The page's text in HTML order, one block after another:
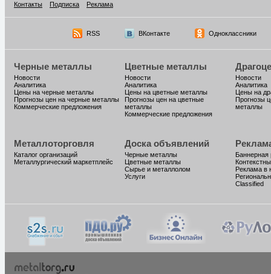
Контакты
Подписка Реклама
RSS ВКонтакте Одноклассники
Черные металлы
Новости
Аналитика
Цены на черные металлы
Прогнозы цен на черные металлы
Коммерческие предложения
Цветные металлы
Новости
Аналитика
Цены на цветные металлы
Прогнозы цен на цветные
металлы
Коммерческие предложения
Новости
Аналитика
Цены на
Прогнозы
металлы
Металлоторговля
Каталог организаций
Металлургический маркетплейс
Доска объявлений
Черные металлы
Цветные металлы
Сырье и металлолом
Услуги
Баннерная
Реклама в
Classified